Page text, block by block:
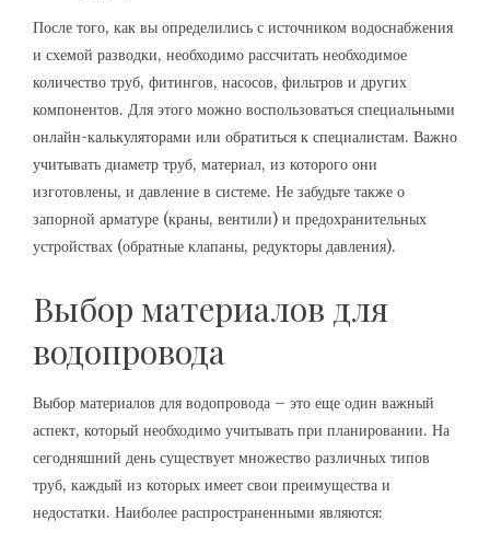
После того, как вы определились с источником водоснабжения
и схемой разводки, необходимо рассчитать необходимое
количество труб, фитингов, насосов, фильтров и других
компонентов. Для этого можно воспользоваться специальными
онлайн-калькуляторами или обратиться к специалистам. Важно
учитывать диаметр труб, материал, из которого они
изготовлены, и давление в системе. Не забудьте также о
запорной арматуре (краны, вентили) и предохранительных
устройствах (обратные клапаны, редукторы давления).
Выбор материалов для
водопровода
Выбор материалов для водопровода – это еще один важный
аспект, который необходимо учитывать при планировании. На
сегодняшний день существует множество различных типов
труб, каждый из которых имеет свои преимущества и
недостатки. Наиболее распространенными являются: